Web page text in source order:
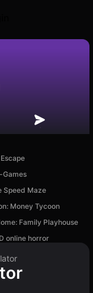
Games
Speed Maze
Money Tycoon
Family Playhouse
online horror